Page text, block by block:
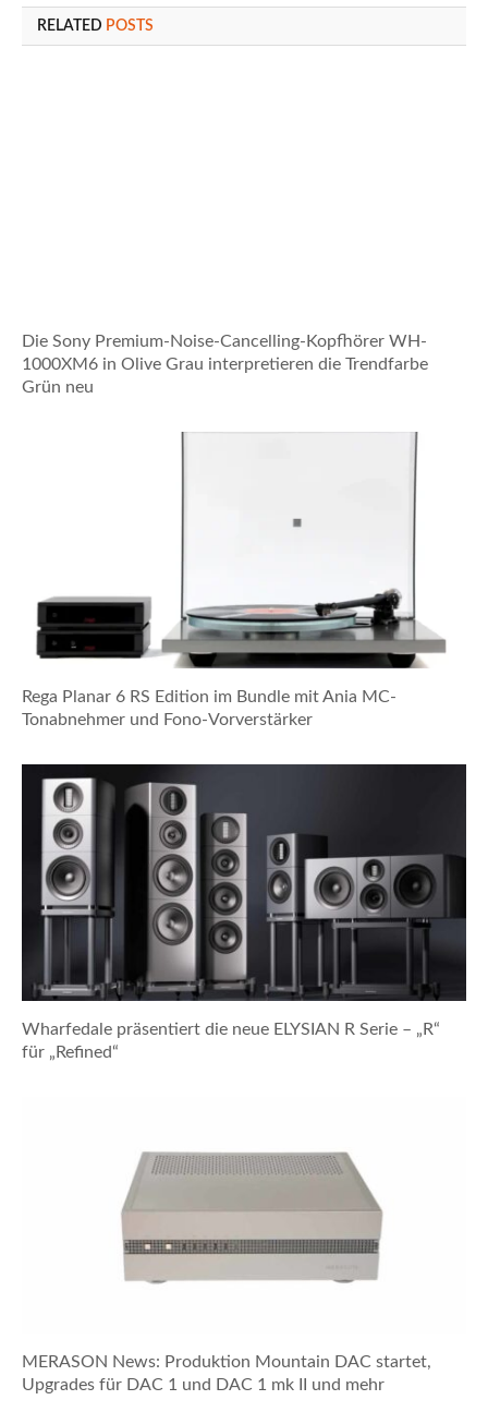
RELATED POSTS
Die Sony Premium-Noise-Cancelling-Kopfhörer WH-
1000XM6 in Olive Grau interpretieren die Trendfarbe
Grün neu
Rega Planar 6 RS Edition im Bundle mit Ania MC-
Tonabnehmer und Fono-Vorverstärker
Wharfedale präsentiert die neue ELYSIAN R Serie – „R“
für „Refined“
MERASON News: Produktion Mountain DAC startet,
Upgrades für DAC 1 und DAC 1 mk II und mehr